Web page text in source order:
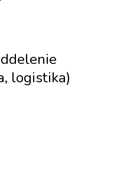
logistika)